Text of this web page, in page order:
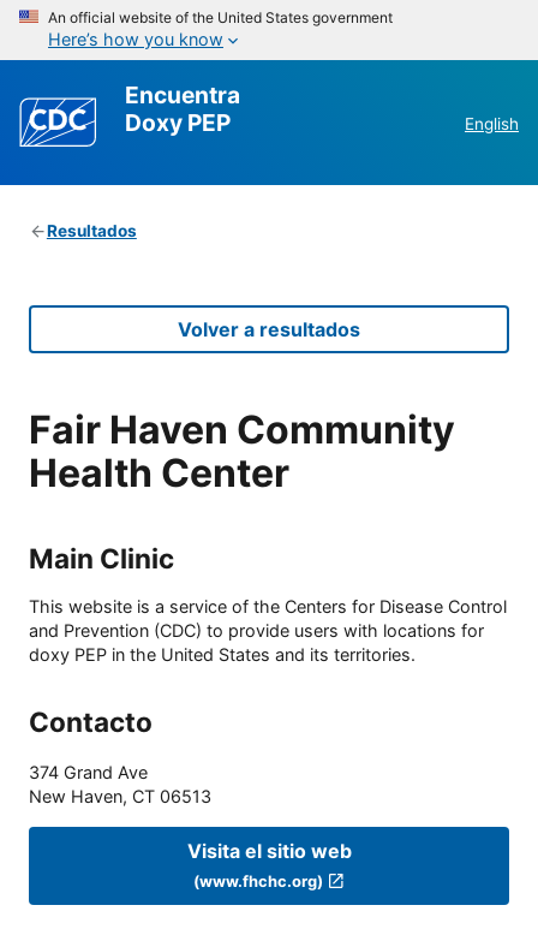
An official website of the United States government
Here’s how you know
Encuentra
Doxy PEP
English
Resultados
Volver a resultados
Fair Haven Community
Health Center
Main Clinic
This website is a service of the Centers for Disease Control
and Prevention (CDC) to provide users with locations for
doxy PEP in the United States and its territories.
Contacto
374 Grand Ave
New Haven, CT 06513
Visita el sitio web
(www.fhchc.org)